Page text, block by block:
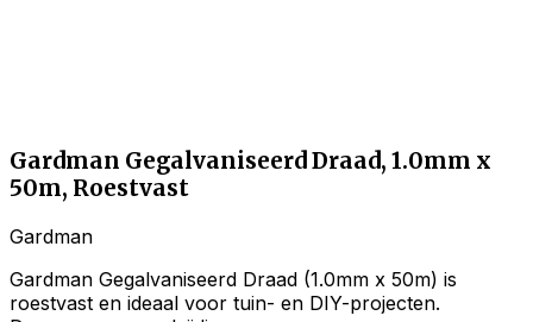
Gardman Gegalvaniseerd Draad, 1.0mm x
50m, Roestvast
Gardman
Gardman Gegalvaniseerd Draad (1.0mm x 50m) is
roestvast en ideaal voor tuin- en DIY-projecten.